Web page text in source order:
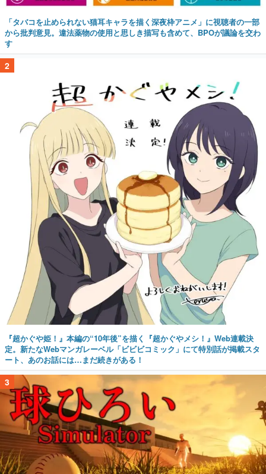
「タバコを止められない猫耳キャラを描く深夜枠アニメ」に視聴者の一部
から批判意見。違法薬物の使用と思しき描写も含めて、BPOが議論を交わ
す
2
『超かぐや姫！』本編の“10年後”を描く『超かぐやメシ！』Web連載決
定。新たなWebマンガレーベル「ビビビコミック」にて特別話が掲載スタ
ート、あのお話には…まだ続きがある！
3